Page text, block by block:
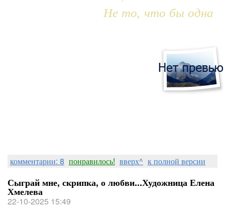
Не то, что бы одна
комментарии: 8 понравилось! вверх^ к полной версии
Сыграй мне, скрипка, о любви...Художница Елена
Хмелева
22-10-2025 15:49